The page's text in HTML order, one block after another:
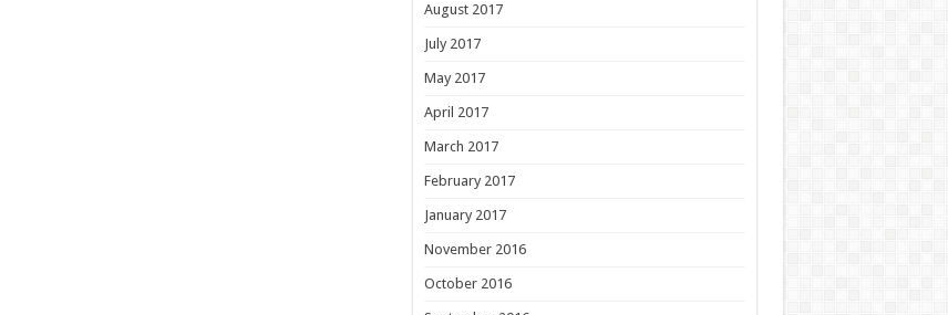
August 2017
July 2017
May 2017
April 2017
March 2017
February 2017
January 2017
November 2016
October 2016